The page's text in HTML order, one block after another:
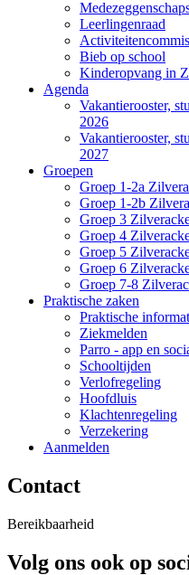
Leerlingenraad
Bieb op school
Kinderopvang in
Agenda
Vakantierooster,
2026
Vakantierooster,
2027
Groepen
Groep 1-2a
Groep 1-2b
Groep 3
Groep 4
Groep 5
Groep 6
Groep 7-8
Praktische zaken
Praktische
Ziekmelden
Parro - app en
Schooltijden
Verlofregeling
Hoofdluis
Klachtenregeling
Verzekering
Aanmelden
Contact
Bereikbaarheid
Volg ons ook op